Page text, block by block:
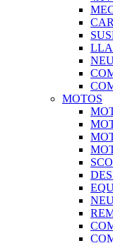
MOTOS